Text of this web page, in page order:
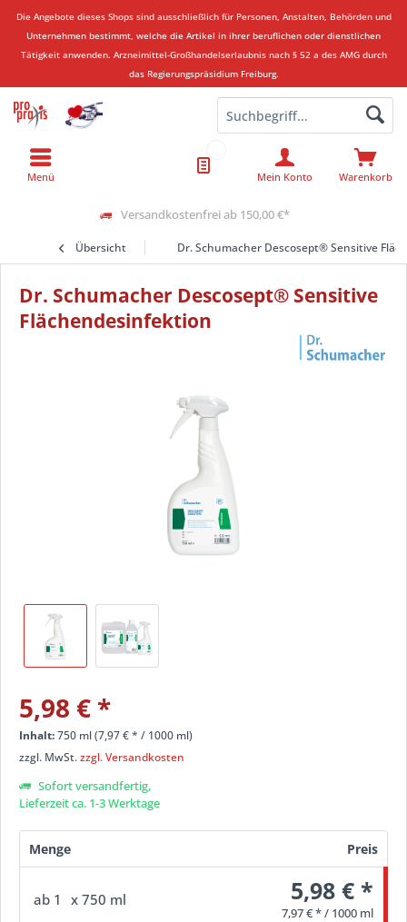
Die Angebote dieses Shops sind ausschließlich für Personen, Anstalten, Behörden und
Unternehmen bestimmt, welche die Artikel in ihrer beruflichen oder dienstlichen
Tätigkeit anwenden. Arzneimittel-Großhandelserlaubnis nach § 52 a des AMG durch
das Regierungspräsidium Freiburg.
Versandkostenfrei ab 150,00 €*
Warenkorb
Mein Konto
Menü
Übersicht Dr. Schumacher Descosept® Sensitive
Dr. Schumacher Descosept® Sensitive
Flächendesinfektion
5,98 € *
Inhalt:750 ml (7,97 €* / 1000 ml)
zzgl. MwSt.zzgl. Versandkosten
Sofort versandfertig,
Lieferzeit ca. 1-3 Werktage
Menge Preis
ab 1 x 750 ml 5,98 € *
7,97 € * / 1000 ml